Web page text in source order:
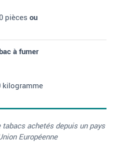
achetés depuis un pays
Européenne
piècesou
à fumer
kilogramme